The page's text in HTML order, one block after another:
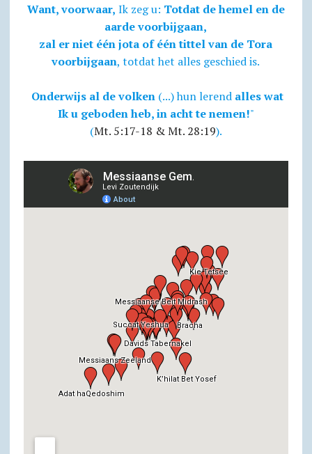
Want, voorwaar, Ik zeg u: Totdat de hemel en de
aarde voorbijgaan,
zal er niet één jota of één tittel van de Tora
voorbijgaan, totdat het alles geschied is.
Onderwijs al de volken(...) hun lerend alles wat
Ik u geboden heb, in acht te nemen!"
(Mt. 5:17-18 & Mt. 28:19).